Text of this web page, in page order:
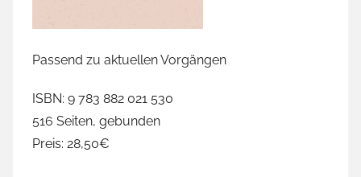
r
e
r
r
Passend zu aktuellen Vorgängen
ISBN: 9 783 882 021 530
516 Seiten, gebunden
Preis: 28,50€